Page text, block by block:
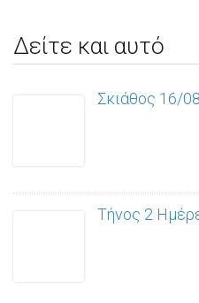
Δείτε και αυτό
Σκιάθος 16/08
Τήνος 2